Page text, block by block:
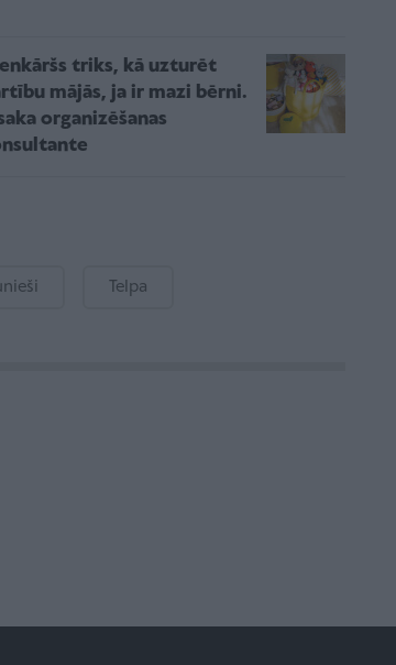
triks, kā uzturēt
mājās, ja ir mazi bērni.
organizēšanas
Telpa